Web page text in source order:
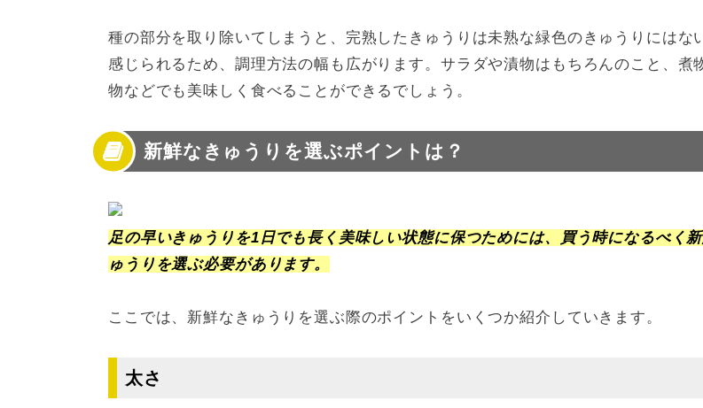
種の部分を取り除いてしまうと、完熟したきゅうりは未熟な緑色のきゅうりにはな
感じられるため、調理方法の幅も広がります。サラダや漬物はもちろんのこと、煮
物などでも美味しく食べることができるでしょう。
新鮮なきゅうりを選ぶポイントは？
足の早いきゅうりを1日でも長く美味しい状態に保つためには、買う時になるべく
ゅうりを選ぶ必要があります。
ここでは、新鮮なきゅうりを選ぶ際のポイントをいくつか紹介していきます。
太さ